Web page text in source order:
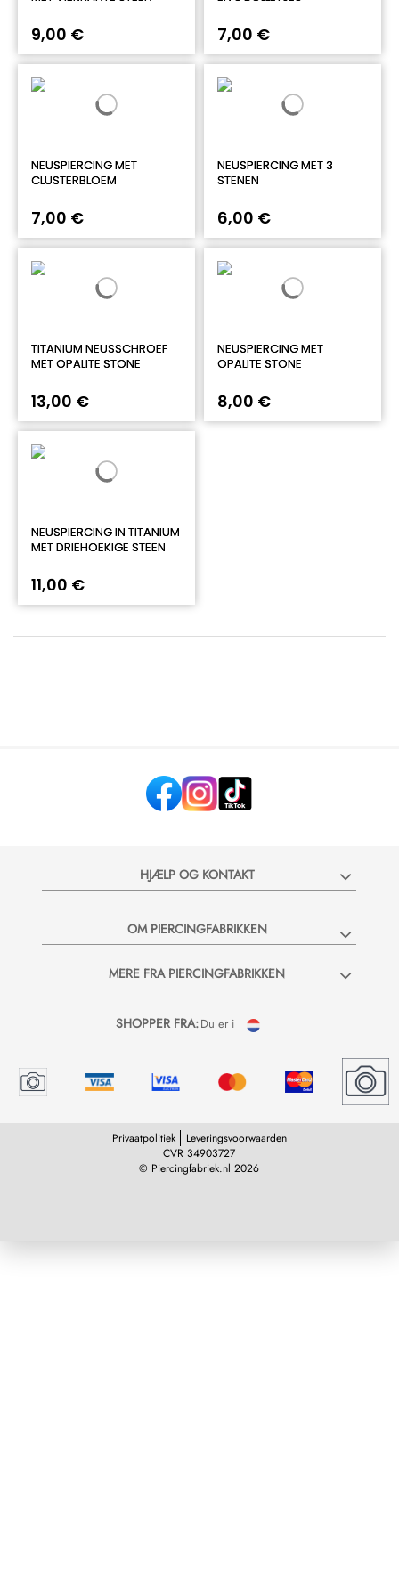
9,00 € 7,00 €
NEUSPIERCING MET
CLUSTERBLOEM
7,00 €
NEUSPIERCING MET 3
STENEN
6,00 €
TITANIUM NEUSSCHROEF
MET OPALITE STONE
13,00 €
NEUSPIERCING MET
OPALITE STONE
8,00 €
NEUSPIERCING IN TITANIUM
MET DRIEHOEKIGE STEEN
11,00 €
HJÆLP OG KONTAKT
OM PIERCINGFABRIKKEN
MERE FRA PIERCINGFABRIKKEN
SHOPPER FRA:Du er i
© Piercingfabriek.nl 2026
CVR 34903727
Privaatpolitiek Leveringsvoorwaarden